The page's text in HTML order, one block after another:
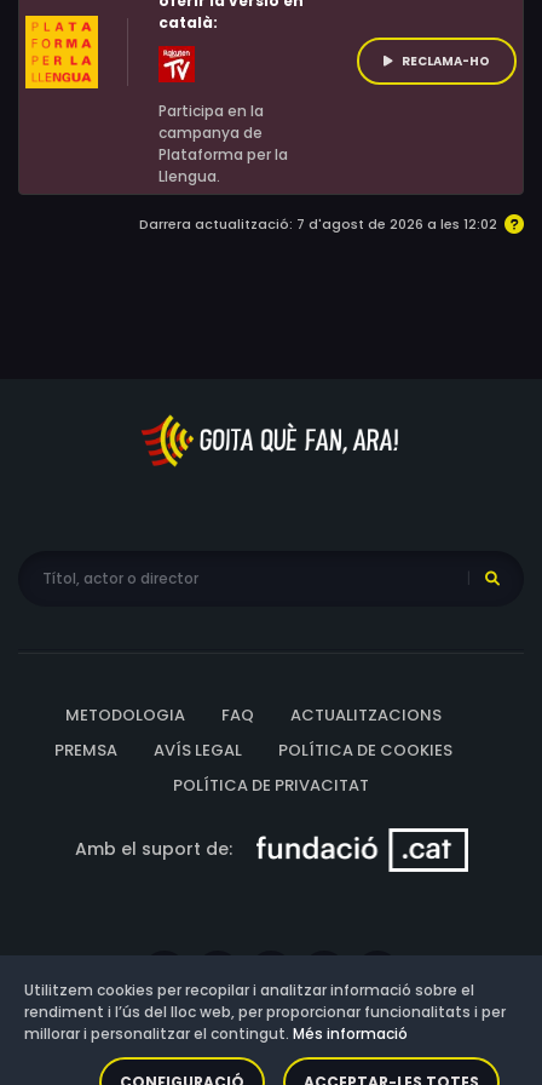
català:
Participa en la
campanya de
Plataforma per la
Llengua.
RECLAMA-HO
Darrera actualització: 7 d'agost de 2026 a les 12:02
METODOLOGIA FAQ
ACTUALITZACIONS
PREMSA
AVÍS LEGAL
POLÍTICA DE COOKIES
POLÍTICA DE PRIVACITAT
Amb el suport de:
Versió: 3.13.0.202607011342
Utilitzem cookies per recopilar i analitzar informació sobre el
rendiment i l’ús del lloc web, per proporcionar funcionalitats i per
millorar i personalitzar el contingut. Més informació